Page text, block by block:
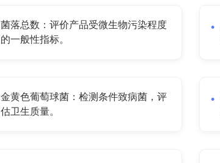
菌落总数：评价产品受微生物污染程度
的一般性指标。
金黄色葡萄球菌：检测条件致病菌，评
估卫生质量。